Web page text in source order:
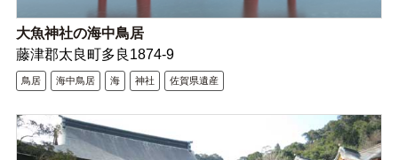
大魚神社の海中鳥居
藤津郡太良町多良1874-9
鳥居 海中鳥居 海 神社 佐賀県遺産